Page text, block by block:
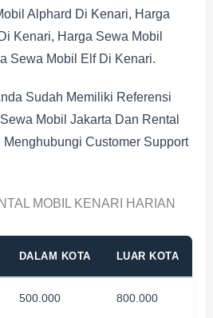
Alphard Di Kenari, Harga
Kenari, Harga Sewa Mobil
Sewa Mobil Elf Di Kenari.
Sudah Memiliki Referensi
Mobil Jakarta Dan Rental
Customer Support
MOBIL KENARI HARIAN
DALAM KOTA LUAR KOTA
500.000 800.000